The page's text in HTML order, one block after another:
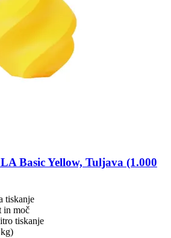
Basic Yellow, Tuljava (1.000
tiskanje
in moč
tiskanje